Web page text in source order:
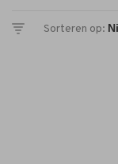
Sorteren op: